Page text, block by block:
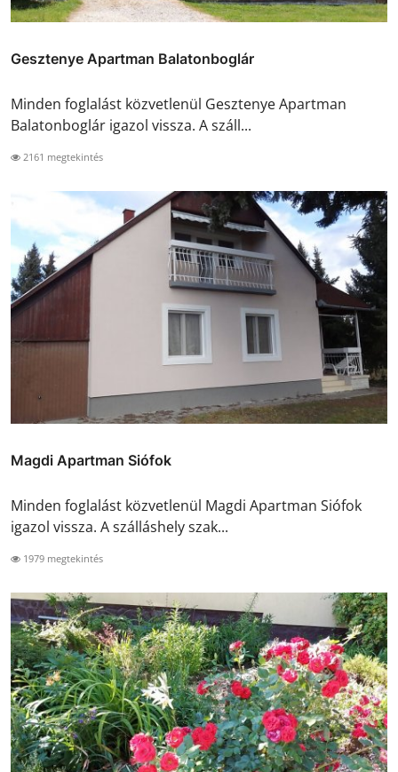
Gesztenye Apartman Balatonboglár
Minden foglalást közvetlenül Gesztenye Apartman
Balatonboglár igazol vissza. A száll...
2161 megtekintés
Magdi Apartman Siófok
Minden foglalást közvetlenül Magdi Apartman Siófok
igazol vissza. A szálláshely szak...
1979 megtekintés